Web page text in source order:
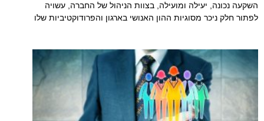
השקעה נכונה, יעילה ומועילה, בצוות הניהול של החברה, עשויה
לפתור חלק ניכר מסוגיות ההון האנושי בארגון והפרודוקטיביות שלו